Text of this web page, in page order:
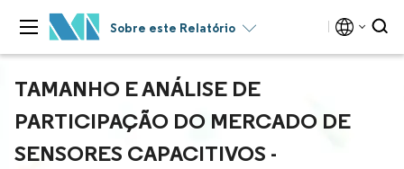
Sobre este Relatório
TAMANHO E ANÁLISE DE
PARTICIPAÇÃO DO MERCADO DE
SENSORES CAPACITIVOS -